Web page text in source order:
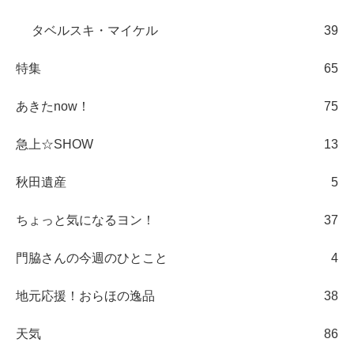
タベルスキ・マイケル 39
特集 65
あきたnow！ 75
急上☆SHOW 13
秋田遺産 5
ちょっと気になるヨン！ 37
門脇さんの今週のひとこと 4
地元応援！おらほの逸品 38
天気 86